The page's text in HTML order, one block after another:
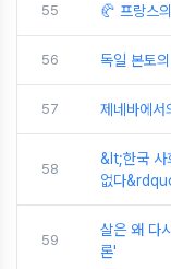
55 🥐 프랑스
56 독일 본토
57 제네바에서
58
&lt;한국 사
없다
59
살은 왜 다
론'